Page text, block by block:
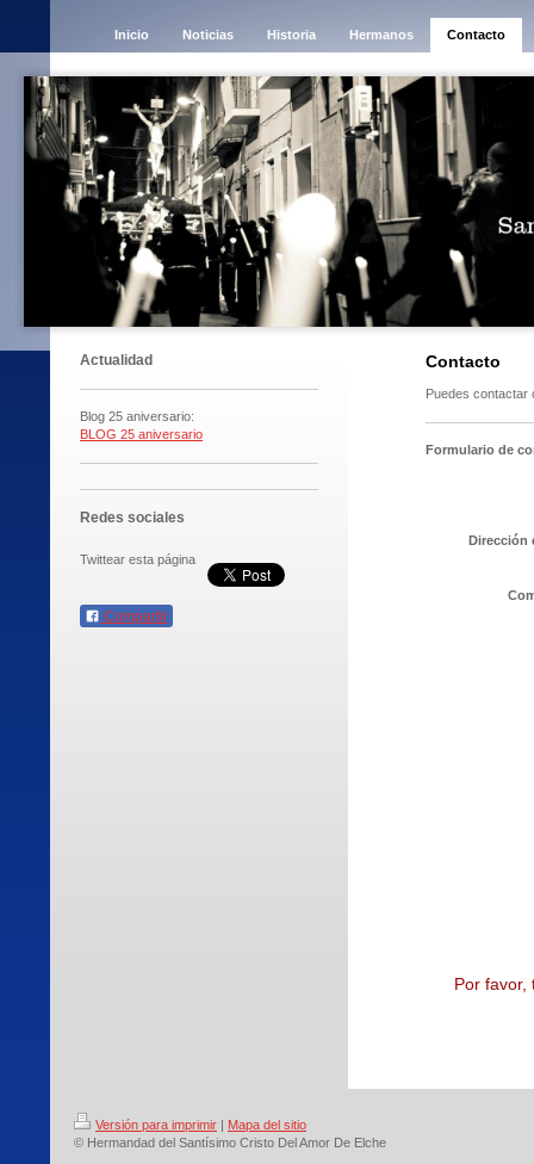
Inicio Noticias Historia Hermanos Contacto
Actualidad
Blog 25 aniversario:
BLOG 25 aniversario
Redes sociales
Twittear esta página
Compartir
Contacto
Puedes contactar
Formulario de
Dirección
Por favor,
Versión para imprimir
Mapa del sitio
© Hermandad del Santísimo Cristo Del Amor De Elche